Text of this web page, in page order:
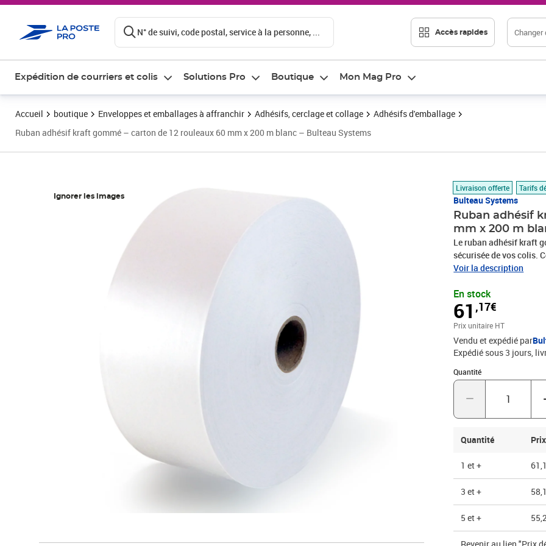
N° de suivi, code postal, service à la personne, ... Accès rapides Changer
Expédition de courriers et colis Solutions Pro Boutique Mon Mag Pro
Accueil boutique Enveloppes et emballages à affranchir Adhésifs, cerclage et collage
Adhésifs d'emballage
Ruban adhésif kraft gommé – carton de 12 rouleaux 60 mm x 200 m blanc – Bulteau Systems
Ignorer les images
Livraison offerte Tarifs
Bulteau Systems
Ruban adhésif
mm x 200 m
Le ruban adhésif kraft
sécurisée de vos colis.
offre une adhérence
l’exportation et le
conçu pour la
odeur, dérivée de
et définitive, empêchant
en fait un choix idéal
respectueux de l’ et
12 rouleaux. Fabriqué en
Voir la description
En stock
61,17€
Prix 61,17€
Prix unitaire HT
Vendu et expédié par
Expédié sous 3 jours
Quantité
Quantité : 1
Quantité
1 et +
3 et +
5 et +